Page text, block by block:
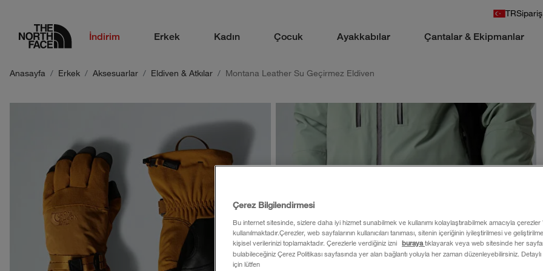
TR
logoİndirim Erkek Kadın Çocuk Ayakkabılar Çantalar & Ekipmanlar
Anasayfa Erkek Aksesuarlar Eldiven & Atkılar Montana Leather Su Geçirmez Eldiven
Çerez Bilgilendirmesi
Bu internet sitesinde, sizlere daha iyi hizmet sunabilmek ve kullanımı kolaylaştırabilmek amacıyla çerezler
kullanılmaktadır.Çerezler, web sayfalarının kullanıcıları tanıması, sitenin içeriğinin iyileştirilmesi ve
kişisel verilerinizi toplamaktadır. Çerezlerle verdiğiniz izni
burayatıklayarak veya web sitesinde her
bulabileceğiniz Çerez Politikası sayfasında yer alan bağlantı yoluyla her zaman düzenleyebilirsiniz.
için lütfen